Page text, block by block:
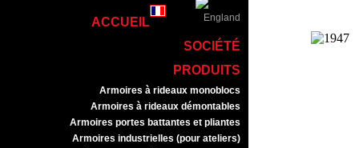
ACCUEIL
SOCIÉTÉ
PRODUITS
Armoires à rideaux monoblocs
Armoires à rideaux démontables
Armoires portes battantes et pliantes
Armoires industrielles (pour ateliers)